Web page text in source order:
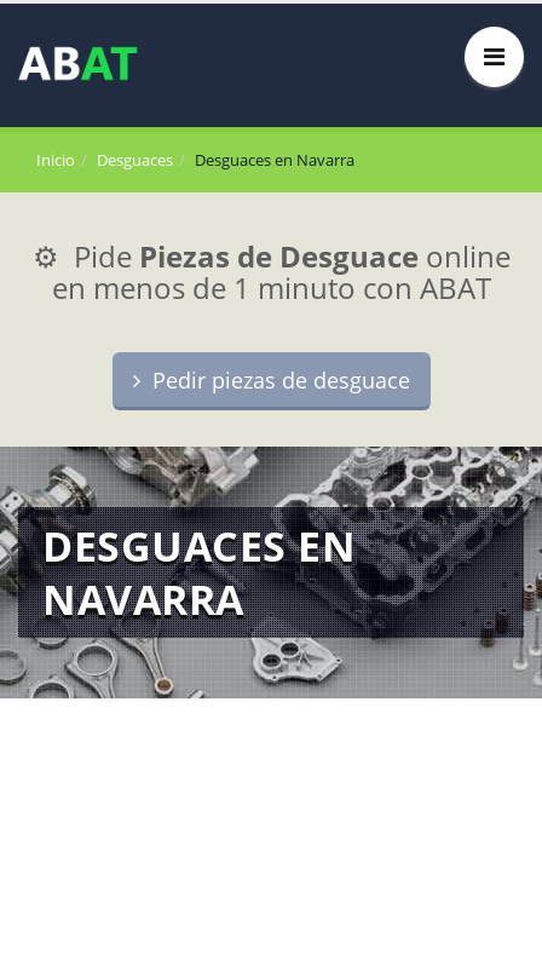
Inicio Desguaces Desguaces en Navarra
⚙️ Pide Piezas de Desguace online
en menos de 1 minuto con ABAT
Pedir piezas de desguace
DESGUACES EN
NAVARRA